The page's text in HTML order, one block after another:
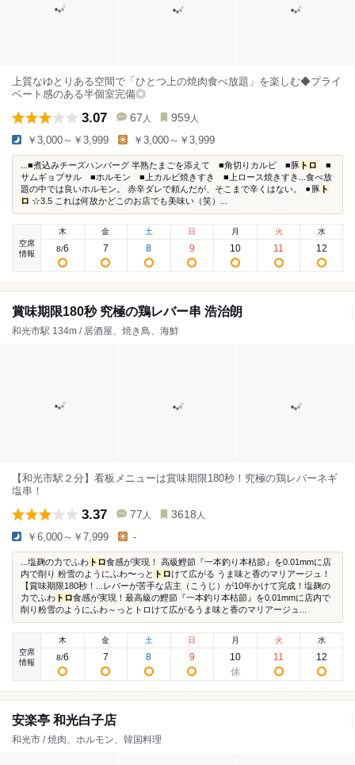
上質なゆとりある空間で「ひとつ上の焼肉食べ放題」を楽しむ◆プライ
ベート感のある半個室完備◎
3.07 67 人 959 人
￥3,000～￥3,999 ￥3,000～￥3,999
...■煮込みチーズハンバーグ 半熟たまごを添えて ■角切りカルビ ■豚 トロ ■
サムギョプサル ■ホルモン ■上カルビ焼きすき ■上ロース焼きすき...食べ放
題の中では良いホルモン。 赤辛ダレで頼んだが、そこまで辛くはない。 ⚫︎豚 ト
ロ ☆3.5 これは何故かどこのお店でも美味い（笑）...
空席
情報
木
8/6
金
7
土
8
日
9
月
10
火
11
水
12
賞味期限180秒 究極の鶏レバー串 浩治朗
和光市駅 134m / 居酒屋、焼き鳥、海鮮
【和光市駅２分】看板メニューは賞味期限180秒！究極の鶏レバーネギ
塩串！
3.37 77 人 3618 人
￥6,000～￥7,999 -
...塩麹の力でふわ トロ食感が実現！ 高級鰹節『一本釣り本枯節』を0.01mmに店
内で削り 粉雪のようにふわ〜っと トロけて広がる うま味と香のマリアージュ！
【賞味期限180秒！...レバーが苦手な店主（こうじ）が10年かけて完成！塩麹の
力でふわ トロ食感が実現！最高級の鰹節『一本釣り本枯節』を0.01mmに店内で
削り粉雪のようにふわ～っとトロけて広がるうま味と香のマリアージュ...
空席
情報
木
8/6
金
7
土
8
日
9
月
10
火
11
水
12
安楽亭 和光白子店
和光市 / 焼肉、ホルモン、韓国料理